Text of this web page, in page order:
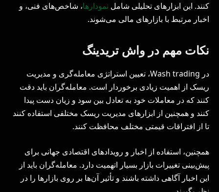
کنند. این ابزارهای تحلیلی شامل نمودارها، شاخص‌های فنی، و
اخبار مرتبط با بازارهای مالی می‌شوند.
نکات مهم در واش تریدینگ
در Wash trading، تعیین استراتژی معامله‌گری و مدیریت
ریسک از اهمیت زیادی برخوردار است. معامله‌گران باید دقت
کنند که در معاملات خود به تعادل بین سود و زیان دست پیدا
کنند و همچنین از ابزارهای مدیریت ریسک مختلفی استفاده کنند
تا از افتراقات قیمتی مختلف محافظت کنند.
همچنین، استفاده از اخبار و رویدادهای اقتصادی جهانی برای
پیش‌بینی تغییرات بازار بسیار اتهمیت دارد. معامله‌گران باید از
این اخبار آگاهی داشته باشند و تأثیر آن‌ها بر روی بازارها را در